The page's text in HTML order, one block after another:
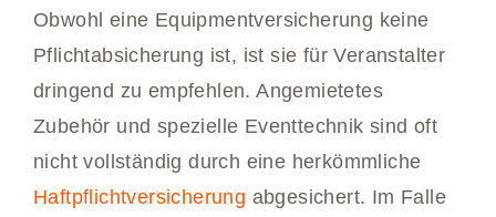
Obwohl eine Equipmentversicherung keine
Pflichtabsicherung ist, ist sie für Veranstalter
dringend zu empfehlen. Angemietetes
Zubehör und spezielle Eventtechnik sind oft
nicht vollständig durch eine herkömmliche
Haftpflichtversicherung abgesichert. Im Falle